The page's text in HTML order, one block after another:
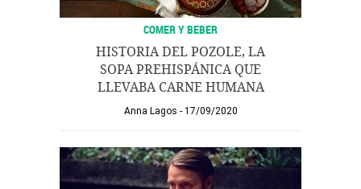
COMER Y BEBER
HISTORIA DEL POZOLE, LA
SOPA PREHISPÁNICA QUE
LLEVABA CARNE HUMANA
Anna Lagos 17/09/2020